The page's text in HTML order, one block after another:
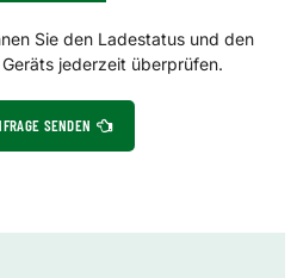
Sie den Ladestatus und den
jederzeit überprüfen.
SENDEN